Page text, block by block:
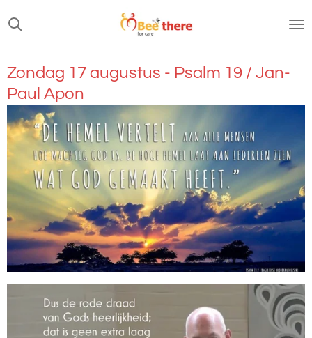
Ga
direct
de
hoofdinhoud
Zondag 17 augustus - Psalm 19 / Jan-
Paul Apon